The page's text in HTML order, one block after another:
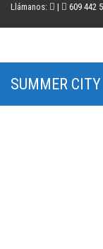
Llámanos: | 609 442
SUMMER CITY